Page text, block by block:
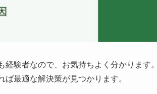
経験者なので、お気持ちよく分かります
最適な解決策が見つかります。